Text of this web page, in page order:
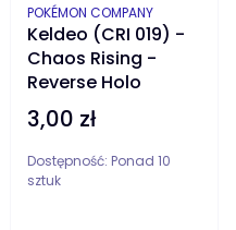
Keldeo (CRI 019) -
Chaos Rising -
Reverse Holo
PRODUCENT
POKÉMON COMPANY
Cena
3,00 zł
Dostępność: Ponad 10
sztuk